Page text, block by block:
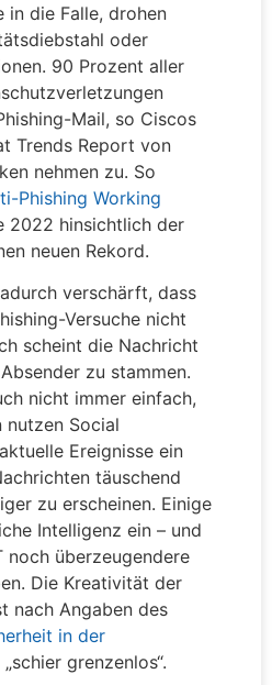
in die Falle, drohen
oder
90 Prozent aller
Mail, so Ciscos
Trends Report von
nehmen zu. So
Phishing Working
2022 hinsichtlich der
neuen Rekord.
verschärft, dass
Versuche nicht
scheint die Nachricht
zu stammen.
nicht immer einfach,
nutzen Social
Ereignisse ein
täuschend
zu erscheinen. Einige
Intelligenz ein – und
noch überzeugendere
Die Kreativität der
nach Angaben des
in der
„schier grenzenlos“.